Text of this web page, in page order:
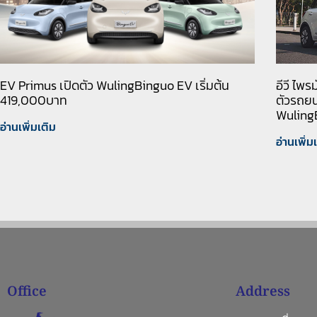
EV Primus เปิดตัว WulingBinguo EV เริ่มต้น
419,000บาท
อ่านเพิ่มเติม
อีวี ไพ
ตัวรถย
อ่านเพิ่ม
Office Address